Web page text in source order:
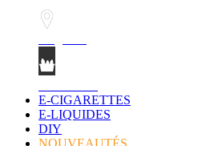
E-CIGARETTES
E-LIQUIDES
DIY
NOUVEAUTÉS